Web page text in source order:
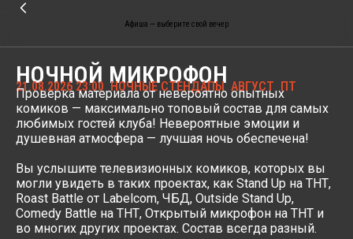
Афиша — выберите свой вечер
НОЧНОЙ МИКРОФОН
21.08.2026 23:00 НОЧНЫЕ СТЕНДАПЫ АВГУСТ ПТ
Проверка материала от невероятно опытных
комиков — максимально топовый состав для самых
любимых гостей клуба! Невероятные эмоции и
душевная атмосфера — лучшая ночь обеспечена!
Вы услышите телевизионных комиков, которых вы
могли увидеть в таких проектах, как Stand Up на ТНТ,
Roast Battle от Labelcom, ЧБД, Outside Stand Up,
Comedy Battle на ТНТ, Открытый микрофон на ТНТ и
во многих других проектах. Состав всегда разный.